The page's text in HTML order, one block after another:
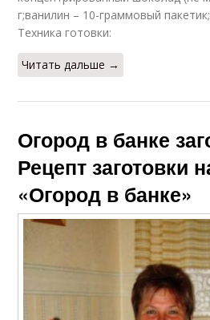
г;ванилин – 10-граммовый
Техника готовки:
Читать дальше →
Огород в банке
Рецепт заготовки
«Огород в банке»